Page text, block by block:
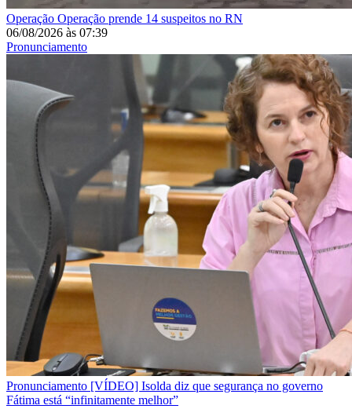
Operação Operação prende 14 suspeitos no RN
06/08/2026 às 07:39
Pronunciamento
Pronunciamento [VÍDEO] Isolda diz que segurança no governo
Fátima está “infinitamente melhor”